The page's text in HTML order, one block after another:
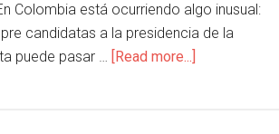
Colombia está ocurriendo algo inusual:
candidatas a la presidencia de la
puede pasar … [Read more...]